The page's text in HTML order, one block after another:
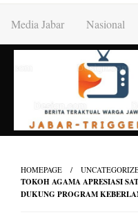
content
Media Jabar Nasional
HOMEPAGE
TOKOH AGAMA APRESIASI
DUKUNG PROGRAM